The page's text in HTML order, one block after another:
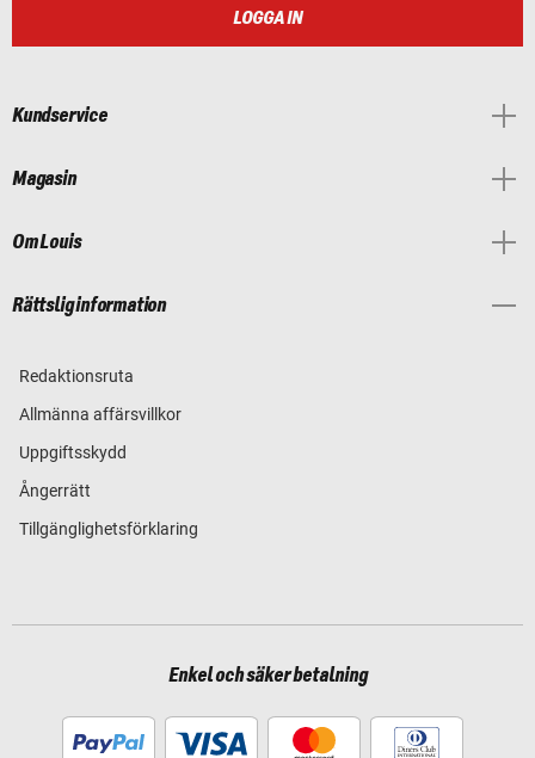
LOGGA IN
Kundservice
Magasin
Om Louis
Rättslig information
Redaktionsruta
Allmänna affärsvillkor
Uppgiftsskydd
Ångerrätt
Tillgänglighetsförklaring
Enkel och säker betalning